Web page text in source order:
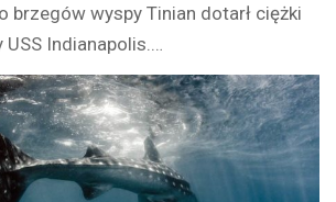
brzegów wyspy Tinian dotarł ciężki
Indianapolis.…